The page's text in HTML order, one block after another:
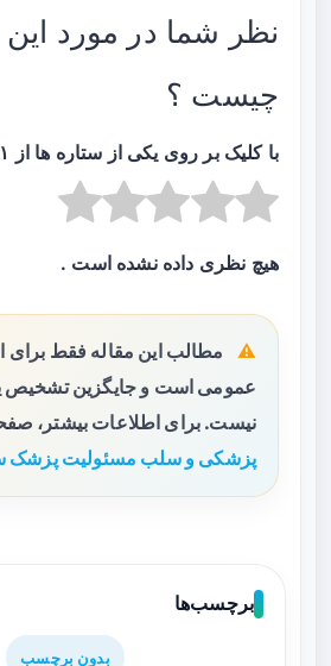
نظر شما در مورد
چیست ؟
با کلیک بر روی یکی از ستاره ها از ۱ تا ۵ امتیاز دهید :
هیچ نظری داده نشده است .
مطالب این مقاله فقط برای
عمومی است و جایگزین تشخیص
نیست. برای اطلاعات بیشتر،
پزشکی و سلب مسئولیت پزشک
برچسب‌ها
بدون برچسب